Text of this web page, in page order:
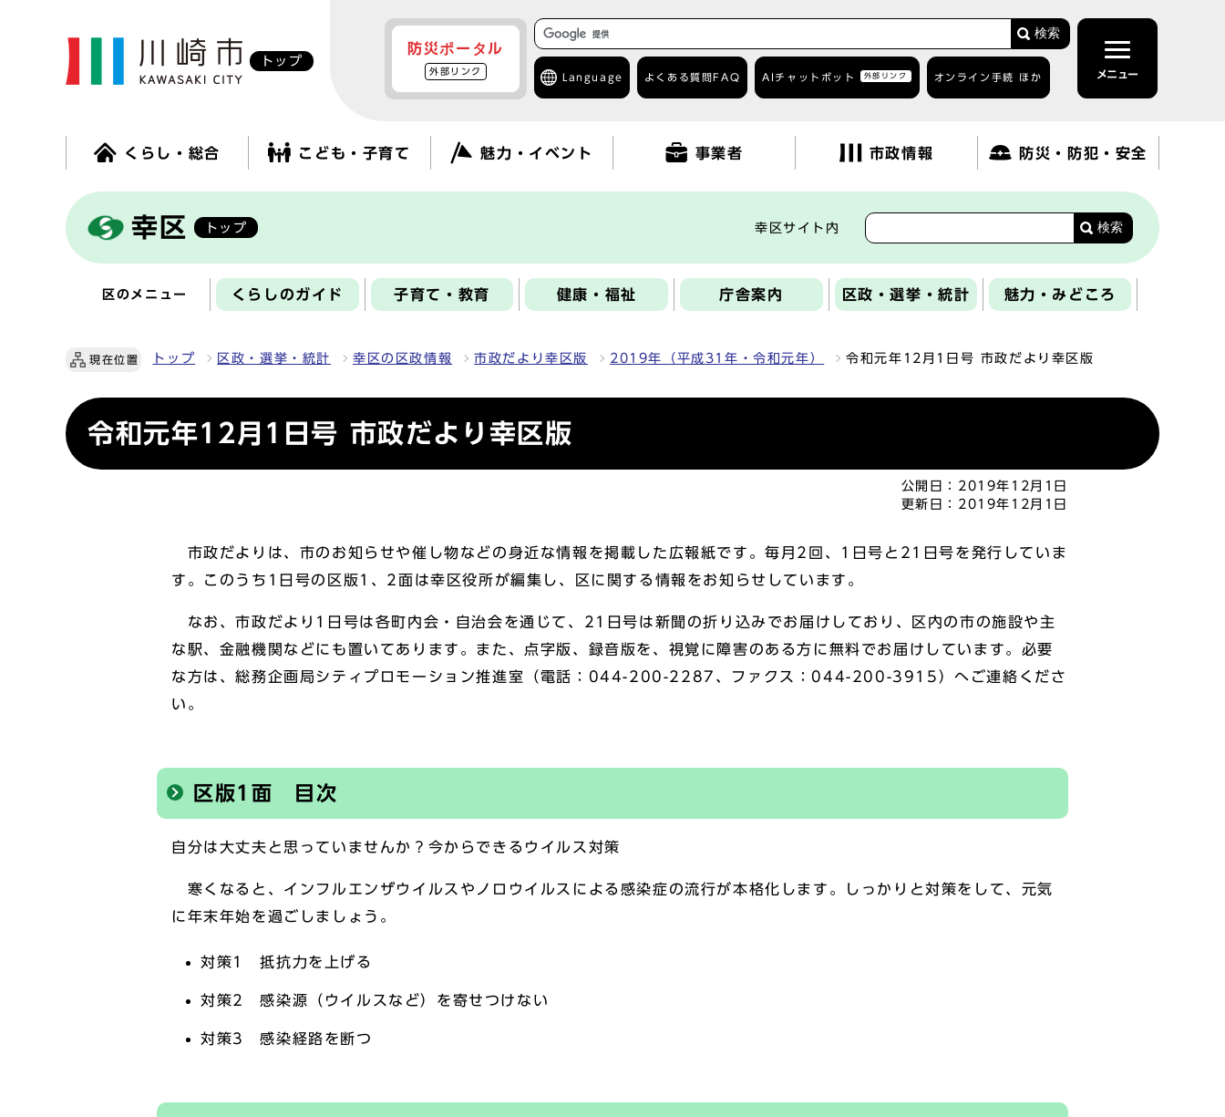
トップ
防災ポータル
外部リンク
検索
Language よくある質問 FAQ AIチャットボット 外部リンク オンライン手続 ほか メニュー
くらし・総合 こども・子育て 魅力・イベント 事業者 市政情報 防災・防犯・安全
幸区 トップ 幸区サイト内 検索
区のメニュー くらしのガイド 子育て・教育 健康・福祉 庁舎案内 区政・選挙・統計 魅力・みどころ
現在位置 トップ 区政・選挙・統計 幸区の区政情報 市政だより幸区版 2019年（平成31年・令和元年） 令和元年12月1日号 市政だより幸区版
令和元年12月1日号 市政だより幸区版
公開日： 2019年12月1日
更新日： 2019年12月1日
市政だよりは、市のお知らせや催し物などの身近な情報を掲載した広報紙です。毎月2回、1日号と21日号を発行していま
す。このうち1日号の区版1、2面は幸区役所が編集し、区に関する情報をお知らせしています。
なお、市政だより1日号は各町内会・自治会を通じて、21日号は新聞の折り込みでお届けしており、区内の市の施設や主
な駅、金融機関などにも置いてあります。また、点字版、録音版を、視覚に障害のある方に無料でお届けしています。必要
な方は、総務企画局シティプロモーション推進室（電話：044-200-2287、ファクス：044-200-3915）へご連絡くださ
い。
区版1面 目次
自分は大丈夫と思っていませんか？今からできるウイルス対策
寒くなると、インフルエンザウイルスやノロウイルスによる感染症の流行が本格化します。しっかりと対策をして、元気
に年末年始を過ごしましょう。
対策1 抵抗力を上げる
対策2 感染源（ウイルスなど）を寄せつけない
対策3 感染経路を断つ